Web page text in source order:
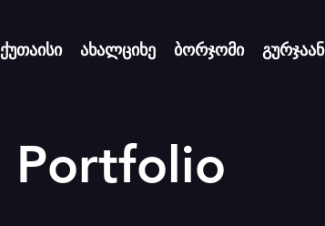
ქუთაისი ახალციხე ბორჯომი
Portfolio